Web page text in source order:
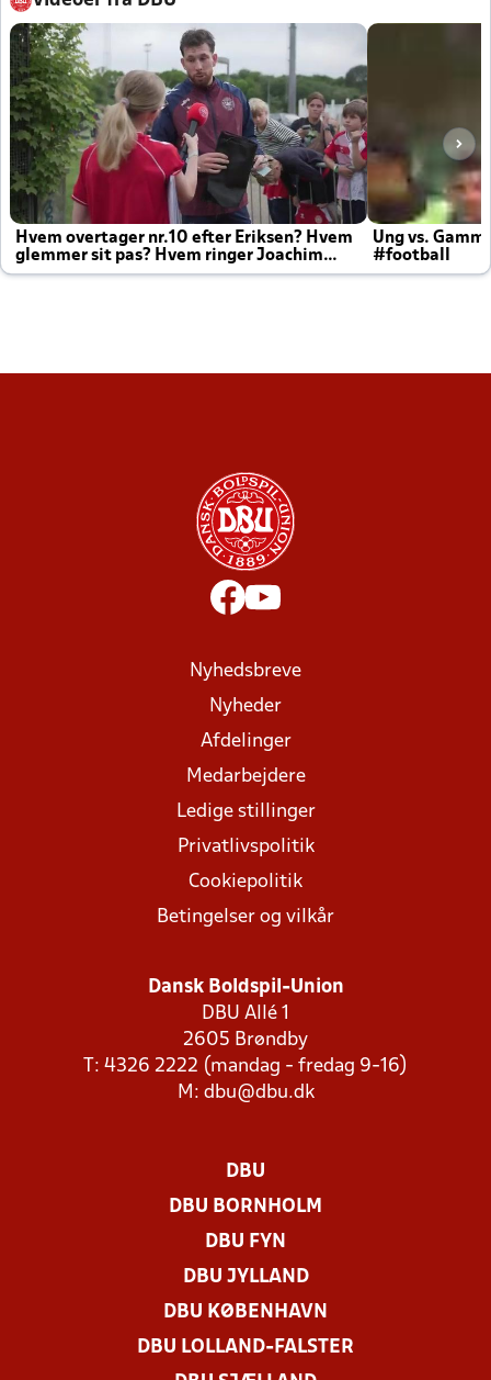
Hvem overtager nr.10 efter Eriksen? Hvem
glemmer sit pas? Hvem ringer Joachim
altid til efter kampe?
Ung vs.
#football
Nyhedsbreve
Nyheder
Afdelinger
Medarbejdere
Ledige stillinger
Privatlivspolitik
Cookiepolitik
Betingelser og vilkår
Dansk Boldspil-Union
DBU Allé 1
2605 Brøndby
T: 4326 2222 (mandag - fredag 9-16)
M: dbu@dbu.dk
DBU
DBU BORNHOLM
DBU FYN
DBU JYLLAND
DBU KØBENHAVN
DBU LOLLAND-FALSTER